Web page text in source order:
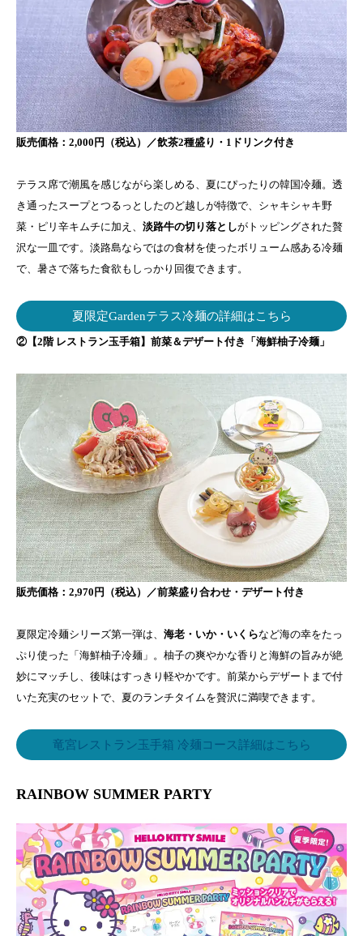
販売価格：2,000円（税込）／飲茶2種盛り・1ドリンク付き
テラス席で潮風を感じながら楽しめる、夏にぴったりの韓国冷麺。透
き通ったスープとつるっとしたのど越しが特徴で、シャキシャキ野
菜・ピリ辛キムチに加え、 淡路牛の切り落としがトッピングされた贅
沢な一皿です。淡路島ならではの食材を使ったボリューム感ある冷麺
で、暑さで落ちた食欲もしっかり回復できます。
夏限定Gardenテラス冷麺の詳細はこちら
②【2階 レストラン玉手箱】前菜＆デザート付き「海鮮柚子冷麺」
販売価格：2,970円（税込）／前菜盛り合わせ・デザート付き
夏限定冷麺シリーズ第一弾は、 海老・いか・いくらなど海の幸をたっ
ぷり使った「海鮮柚子冷麺」。柚子の爽やかな香りと海鮮の旨みが絶
妙にマッチし、後味はすっきり軽やかです。前菜からデザートまで付
いた充実のセットで、夏のランチタイムを贅沢に満喫できます。
竜宮レストラン玉手箱 冷麺コース詳細はこちら
RAINBOW SUMMER PARTY